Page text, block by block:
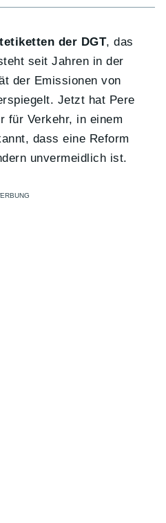
der DGT, das
seit Jahren in der
der Emissionen von
Jetzt hat Pere
für Verkehr, in einem
dass eine Reform
unvermeidlich ist.